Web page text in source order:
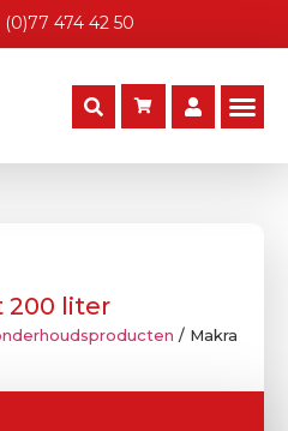
(0)77 474 42 50
200 liter
/ Makra